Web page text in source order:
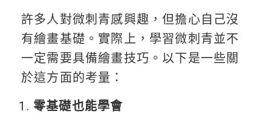
許多人對微刺青感興趣，但擔心自己沒
有繪畫基礎。實際上，學習微刺青並不
一定需要具備繪畫技巧。以下是一些關
於這方面的考量：
零基礎也能學會